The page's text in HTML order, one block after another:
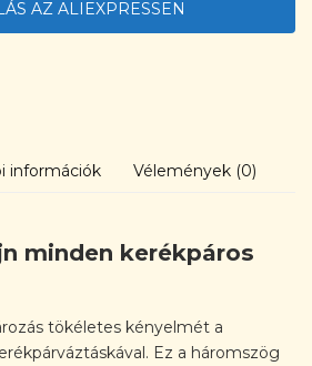
AZ ALIEXPRESSEN
információk Vélemények (0)
minden kerékpáros
tökéletes kényelmét a
Ez a háromszög